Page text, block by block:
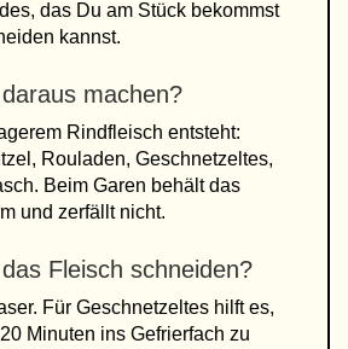
das Du am Stück bekommst
kannst.
machen?
Rindfleisch entsteht:
Rouladen, Geschnetzeltes,
Beim Garen behält das
und zerfällt nicht.
Fleisch schneiden?
Für Geschnetzeltes hilft es,
Minuten ins Gefrierfach zu